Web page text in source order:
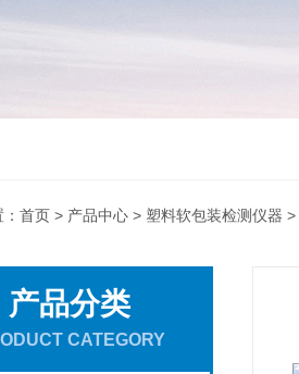
首页 > 产品中心 > 塑料软包装检测仪器 >
产品分类
CATEGORY